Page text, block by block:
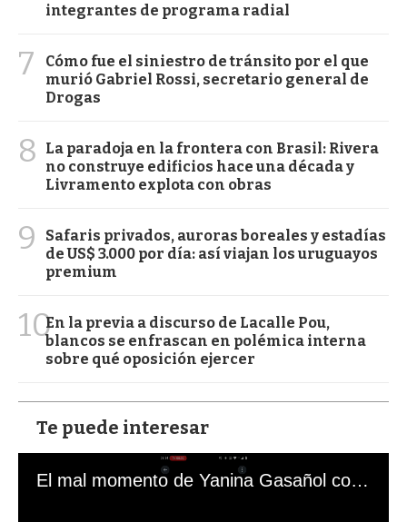
integrantes de programa radial
7
Cómo fue el siniestro de tránsito por el que
murió Gabriel Rossi, secretario general de
Drogas
8
La paradoja en la frontera con Brasil: Rivera
no construye edificios hace una década y
Livramento explota con obras
9
Safaris privados, auroras boreales y estadías
de US$ 3.000 por día: así viajan los uruguayos
premium
10En la previa a discurso de Lacalle Pou,
blancos se enfrascan en polémica interna
sobre qué oposición ejercer
Te puede interesar
El mal momento de Yanina Gasañol con un hincha argentino en "Subrayado"